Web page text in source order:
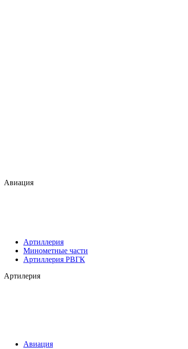
Авиация
Артиллерия
Минометные части
Артиллерия РВГК
Артилерия
Авиация